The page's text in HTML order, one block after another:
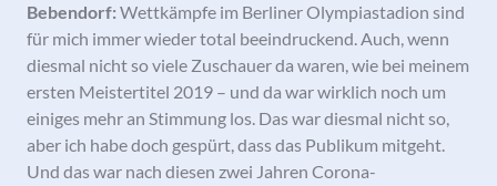
Bebendorf: Wettkämpfe im Berliner Olympiastadion sind
für mich immer wieder total beeindruckend. Auch, wenn
diesmal nicht so viele Zuschauer da waren, wie bei meinem
ersten Meistertitel 2019 – und da war wirklich noch um
einiges mehr an Stimmung los. Das war diesmal nicht so,
aber ich habe doch gespürt, dass das Publikum mitgeht.
Und das war nach diesen zwei Jahren Corona-